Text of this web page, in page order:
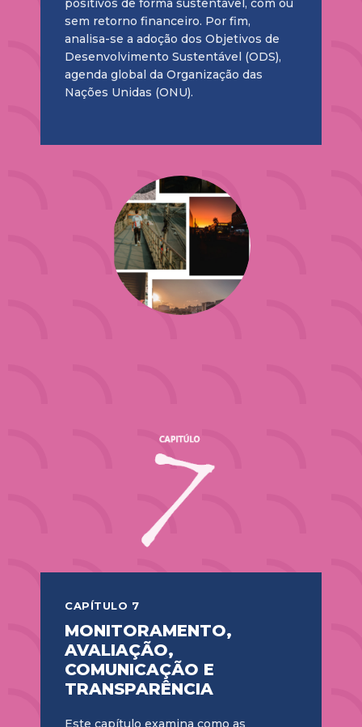
positivos de forma sustentável, com ou
sem retorno financeiro. Por fim,
analisa-se a adoção dos Objetivos de
Desenvolvimento Sustentável (ODS),
agenda global da Organização das
Nações Unidas (ONU).
CAPÍTULO 7
MONITORAMENTO,
AVALIAÇÃO,
COMUNICAÇÃO E
TRANSPARÊNCIA
Este capítulo examina como as